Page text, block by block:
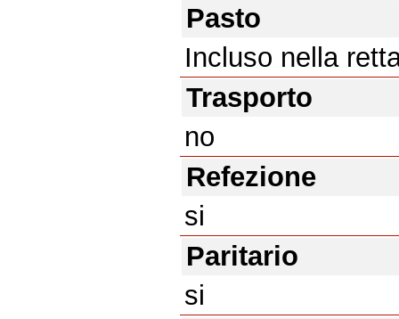
Pasto
Incluso nella
Trasporto
no
Refezione
si
Paritario
si